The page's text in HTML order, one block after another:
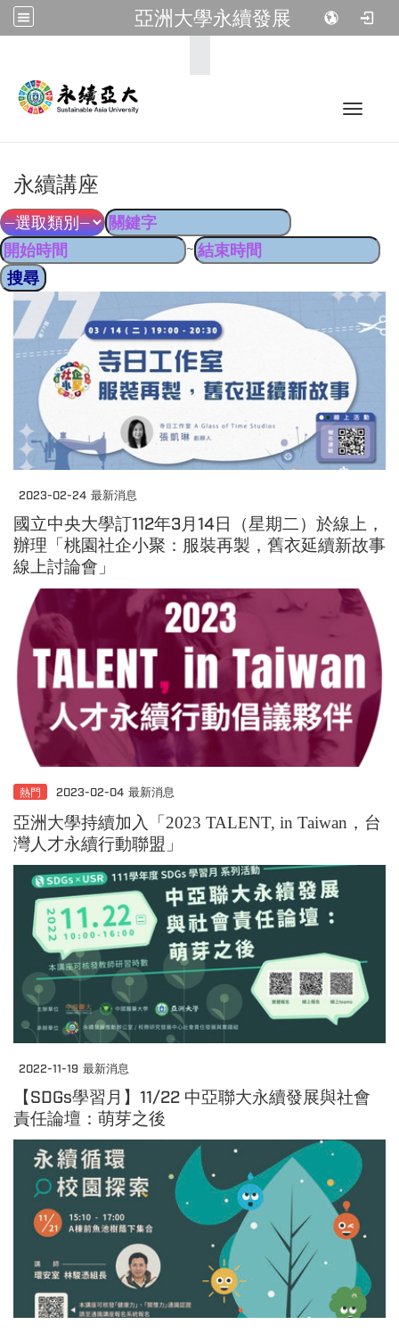
亞洲大學永續發展
Toggle
永續講座
~
2023-02-24 最新消息
國立中央大學訂112年3月14日（星期二）於線上，
辦理「桃園社企小聚：服裝再製，舊衣延續新故事
線上討論會」
熱門 2023-02-04 最新消息
亞洲大學持續加入「2023 TALENT, in Taiwan，台
灣人才永續行動聯盟」
2022-11-19 最新消息
【SDGs學習月】11/22 中亞聯大永續發展與社會
責任論壇：萌芽之後